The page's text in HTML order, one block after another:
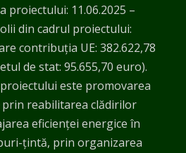
proiectului: 11.06.2025 –
din cadrul proiectului:
contribuția UE: 382.622,78
de stat: 95.655,70 euro).
este promovarea
reabilitarea clădirilor
eficienței energice în
țintă, prin organizarea